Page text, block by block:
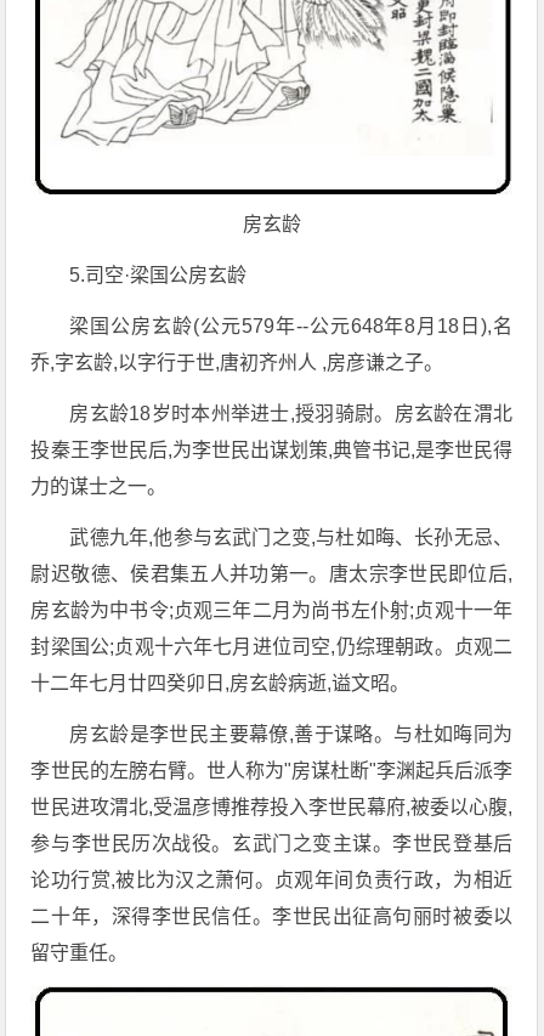
房玄龄
5.司空·梁国公房玄龄
梁国公房玄龄(公元579年--公元648年8月18日),名
乔,字玄龄,以字行于世,唐初齐州人 ,房彦谦之子。
房玄龄18岁时本州举进士,授羽骑尉。房玄龄在渭北
投秦王李世民后,为李世民出谋划策,典管书记,是李世民得
力的谋士之一。
武德九年,他参与玄武门之变,与杜如晦、长孙无忌、
尉迟敬德、侯君集五人并功第一。唐太宗李世民即位后,
房玄龄为中书令;贞观三年二月为尚书左仆射;贞观十一年
封梁国公;贞观十六年七月进位司空,仍综理朝政。贞观二
十二年七月廿四癸卯日,房玄龄病逝,谥文昭。
房玄龄是李世民主要幕僚,善于谋略。与杜如晦同为
李世民的左膀右臂。世人称为"房谋杜断"李渊起兵后派李
世民进攻渭北,受温彦博推荐投入李世民幕府,被委以心腹,
参与李世民历次战役。玄武门之变主谋。李世民登基后
论功行赏,被比为汉之萧何。贞观年间负责行政，为相近
二十年，深得李世民信任。李世民出征高句丽时被委以
留守重任。